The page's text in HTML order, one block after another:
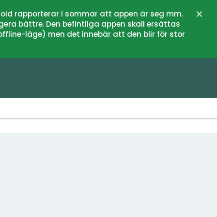
rapporterar i sommar att appen är seg mm.
bättre. Den befintliga appen skall ersättas
läge) men det innebär att den blir för stor